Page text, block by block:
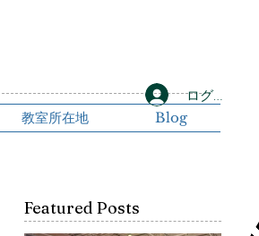
教室所在地 Blog
ログイン
Featured Posts